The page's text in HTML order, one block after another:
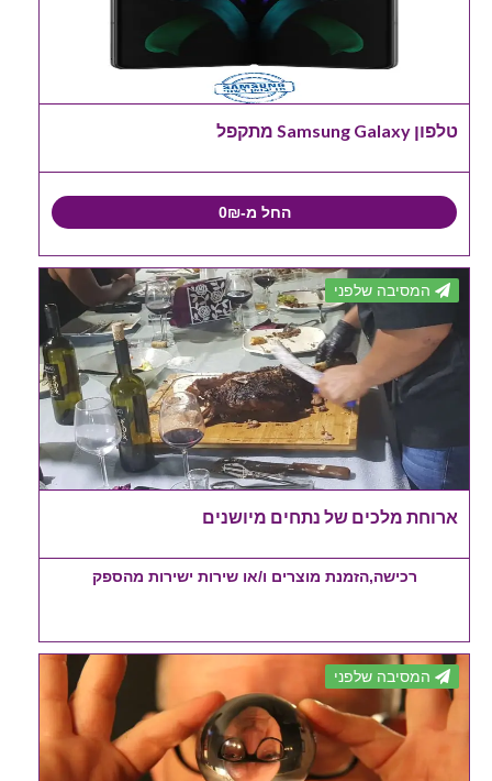
טלפון Samsung Galaxy מתקפל
החל מ-0₪
המסיבה שלפני
ארוחת מלכים של נתחים מיושנים
רכישה,הזמנת מוצרים ו/או שירות ישירות מהספק
המסיבה שלפני